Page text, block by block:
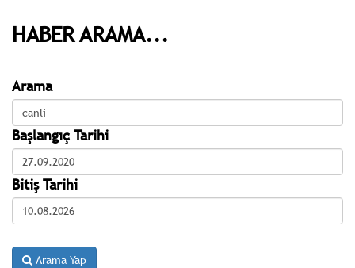
HABER ARAMA...
Arama
Başlangıç Tarihi
Bitiş Tarihi
Arama Yap